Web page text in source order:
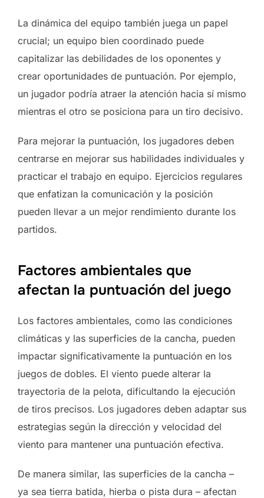
La dinámica del equipo también juega un papel
crucial; un equipo bien coordinado puede
capitalizar las debilidades de los oponentes y
crear oportunidades de puntuación. Por ejemplo,
un jugador podría atraer la atención hacia sí mismo
mientras el otro se posiciona para un tiro decisivo.
Para mejorar la puntuación, los jugadores deben
centrarse en mejorar sus habilidades individuales y
practicar el trabajo en equipo. Ejercicios regulares
que enfatizan la comunicación y la posición
pueden llevar a un mejor rendimiento durante los
partidos.
Factores ambientales que
afectan la puntuación del juego
Los factores ambientales, como las condiciones
climáticas y las superficies de la cancha, pueden
impactar significativamente la puntuación en los
juegos de dobles. El viento puede alterar la
trayectoria de la pelota, dificultando la ejecución
de tiros precisos. Los jugadores deben adaptar sus
estrategias según la dirección y velocidad del
viento para mantener una puntuación efectiva.
De manera similar, las superficies de la cancha –
ya sea tierra batida, hierba o pista dura – afectan